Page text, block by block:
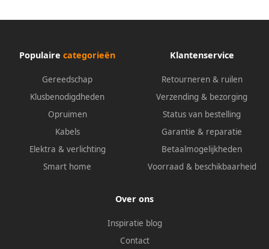
Populaire categorieën
Gereedschap
Klusbenodigdheden
Opruimen
Kabels
Elektra & verlichting
Smart home
Klantenservice
Retourneren & ruilen
Verzending & bezorging
Status van bestelling
Garantie & reparatie
Betaalmogelijkheden
Voorraad & beschikbaarheid
Over ons
Inspiratie blog
Contact